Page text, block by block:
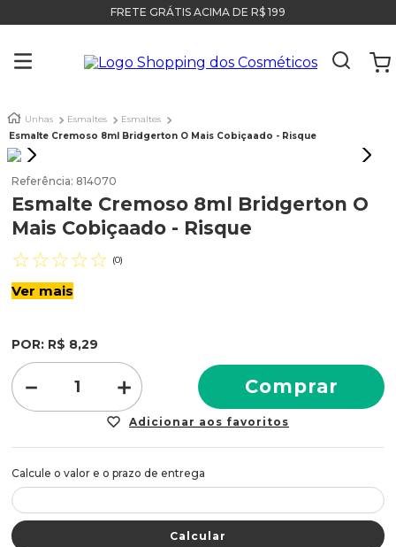
FRETE GRÁTIS ACIMA DE R$ 199
Unhas Esmaltes
Esmaltes
Esmalte Cremoso 8ml Bridgerton O Mais Cobiçaado - Risque
Referência: 814070
Esmalte Cremoso 8ml Bridgerton O
Mais Cobiçaado - Risque
☆☆☆☆☆ (0)
Ver mais
POR: R$ 8,29
＋
－ Comprar